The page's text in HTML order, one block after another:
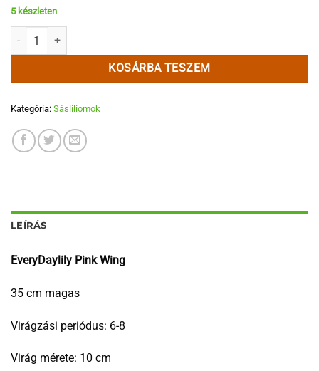
5 készleten
EveryDaylily Pink Wing mennyiség
KOSÁRBA TESZEM
Kategória: Sásliliomok
LEÍRÁS
EveryDaylily Pink Wing
35 cm magas
Virágzási periódus: 6-8
Virág mérete: 10 cm